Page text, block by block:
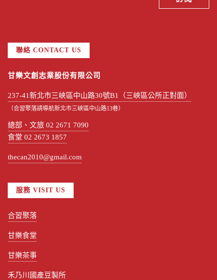
聯絡 CONTACT US
甘樂文創志業股份有限公司
237-41新北市三峽區中山路30號B1（三峽區公所正對面）
（合習聚落請導航新北市三峽區中山路13巷）
總部、文旅 02 2671 7090
食堂 02 2673 1857
thecan2010@gmail.com
服務 VISIT US
合習聚落
甘樂食堂
甘樂茶事
禾乃川國產豆製所